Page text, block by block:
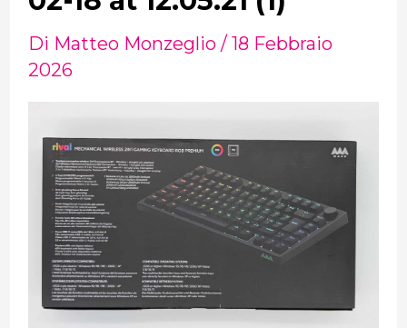
Di Matteo Monzeglio / 18 Febbraio
2026